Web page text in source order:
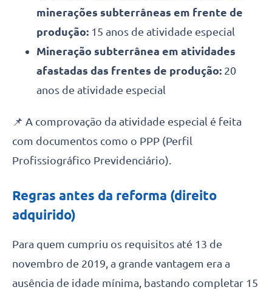
minerações subterrâneas em frente de
produção: 15 anos de atividade especial
Mineração subterrânea em atividades
afastadas das frentes de produção: 20
anos de atividade especial
📌 A comprovação da atividade especial é feita
com documentos como o PPP (Perfil
Profissiográfico Previdenciário).
Regras antes da reforma (direito
adquirido)
Para quem cumpriu os requisitos até 13 de
novembro de 2019, a grande vantagem era a
ausência de idade mínima, bastando completar 15